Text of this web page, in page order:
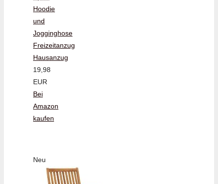
Hoodie
und
Jogginghose
Freizeitanzug
Hausanzug
19,98
EUR
Bei
Amazon
kaufen
Neu